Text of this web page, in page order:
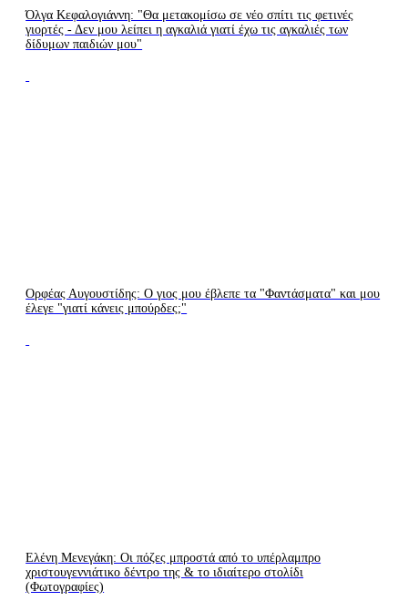
Όλγα Κεφαλογιάννη: "Θα μετακομίσω σε νέο σπίτι τις φετινές
γιορτές - Δεν μου λείπει η αγκαλιά γιατί έχω τις αγκαλιές των
δίδυμων παιδιών μου"
Ορφέας Αυγουστίδης: Ο γιος μου έβλεπε τα "Φαντάσματα" και μου
έλεγε "γιατί κάνεις μπούρδες;"
Ελένη Μενεγάκη: Οι πόζες μπροστά από το υπέρλαμπρο
χριστουγεννιάτικο δέντρο της & το ιδιαίτερο στολίδι
(Φωτογραφίες)